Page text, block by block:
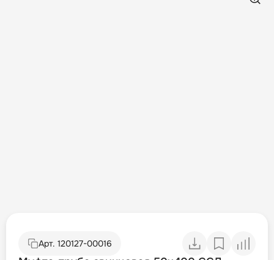
Арт. 120127-00016